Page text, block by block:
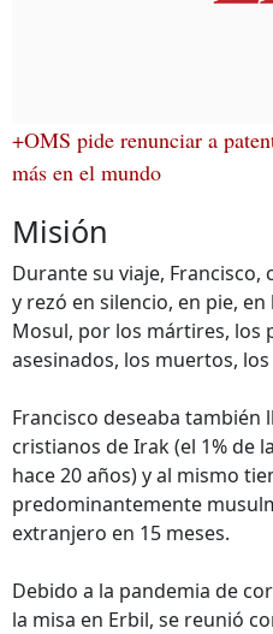
+OMS pide renunciar a
más en el mundo
Misión
Durante su viaje,
y rezó en silencio, en pie,
Mosul, por los mártires, los
asesinados, los muertos,
Francisco deseaba también
cristianos de Irak (el 1% de
hace 20 años) y al mismo
predominantemente
extranjero en 15 meses.
Debido a la pandemia de
la misa en Erbil, se reunió